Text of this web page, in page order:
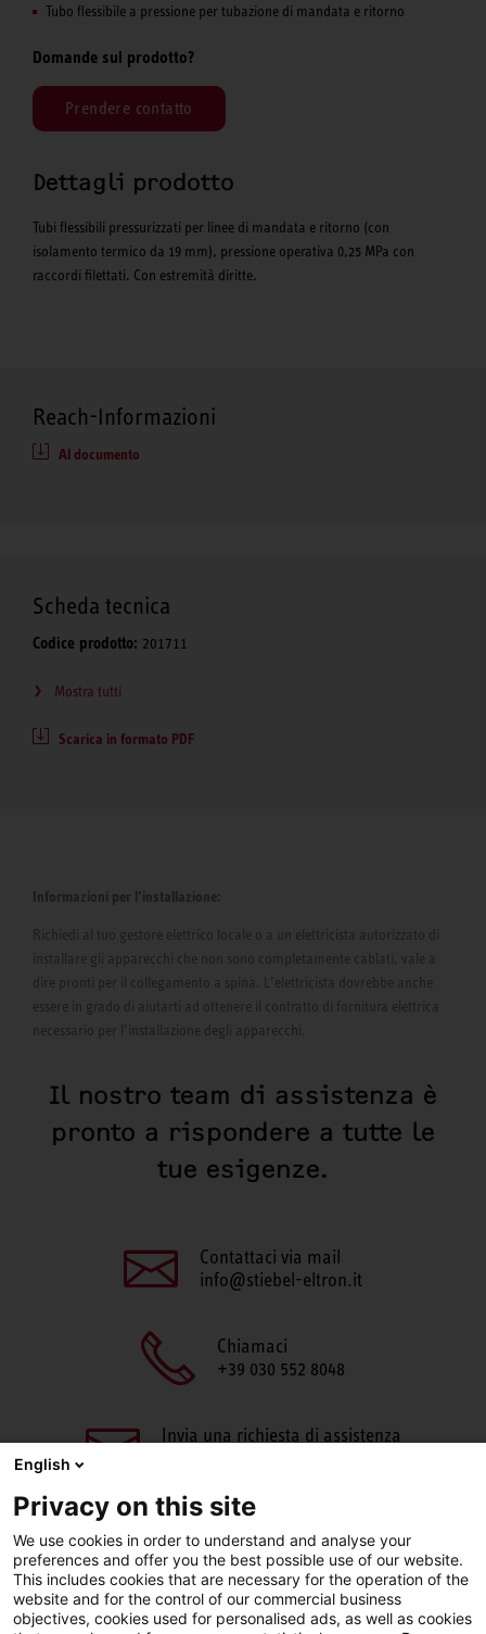
Tubo flessibile a pressione per tubazione di mandata e ritorno
Domande sul prodotto?
Prendere contatto
Dettagli prodotto
Tubi flessibili pressurizzati per linee di mandata e ritorno (con
isolamento termico da 19 mm), pressione operativa 0,25 MPa con
raccordi filettati. Con estremità diritte.
Reach-Informazioni
Al documento
Scheda tecnica
Codice prodotto: 201711
Mostra tutti
Scarica in formato PDF
Informazioni per l’installazione:
Richiedi al tuo gestore elettrico locale o a un elettricista autorizzato di
installare gli apparecchi che non sono completamente cablati, vale a
dire pronti per il collegamento a spina. L’elettricista dovrebbe anche
essere in grado di aiutarti ad ottenere il contratto di fornitura elettrica
necessario per l’installazione degli apparecchi.
Il nostro team di assistenza è
pronto a rispondere a tutte le
tue esigenze.
Contattaci via mail
info@stiebel-eltron.it
Chiamaci
+39 030 552 8048
Invia una richiesta di assistenza
English
Privacy on this site
We use cookies in order to understand and analyse your
preferences and offer you the best possible use of our website.
This includes cookies that are necessary for the operation of the
website and for the control of our commercial business
objectives, cookies used for personalised ads, as well as cookies